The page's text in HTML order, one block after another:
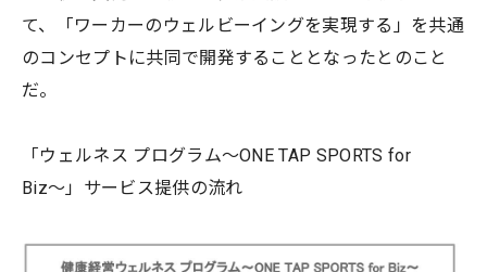
て、「ワーカーのウェルビーイングを実現する」を共通
のコンセプトに共同で開発することとなったとのこと
だ。
「ウェルネス プログラム〜ONE TAP SPORTS for
Biz〜」サービス提供の流れ